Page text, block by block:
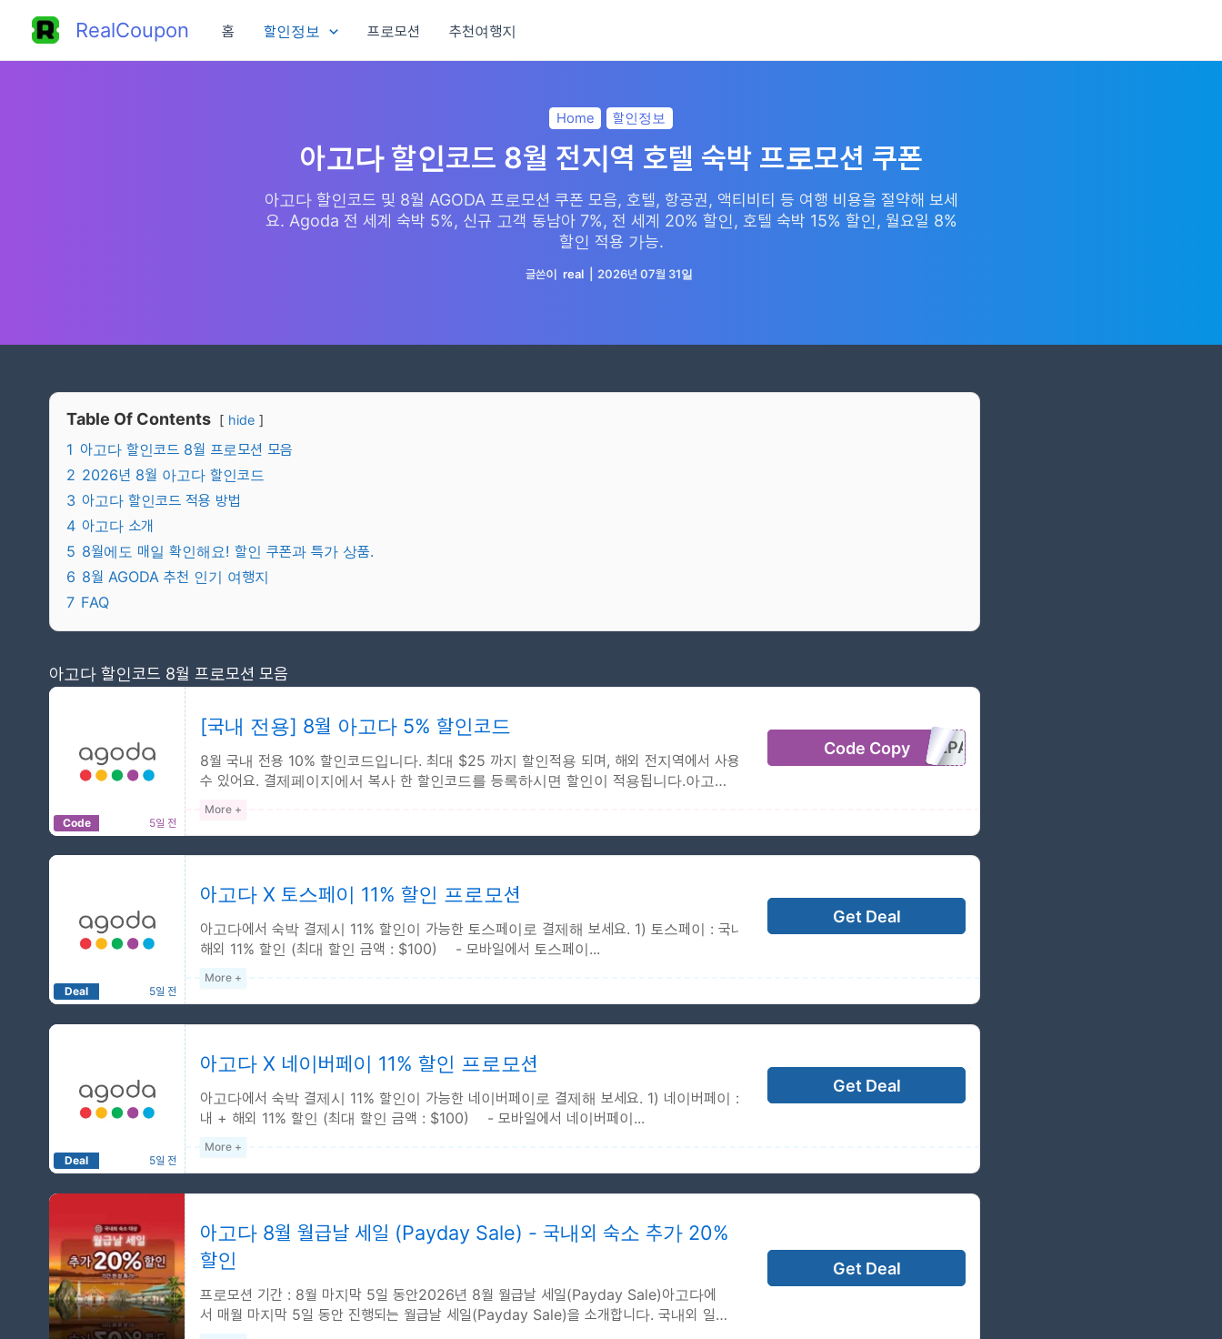
츠
RealCoupon 홈 할인정보 프로모션 추천여행지
아고다 할인코드 8월 전지역 호텔 숙박 프로모션 쿠폰
아고다 할인코드 및 8월 AGODA 프로모션 쿠폰 모음, 호텔, 항공권, 액티비티 등 여행 비용을 절약해 보세
요. Agoda 전 세계 숙박 5%, 신규 고객 동남아 7%, 전 세계 20% 할인, 호텔 숙박 15% 할인, 월요일 8%
할인 적용 가능.
글쓴이 real 2026년 07월 31일
Home 할인정보
Table Of Contents hide
1 아고다 할인코드 8월 프로모션 모음
2 2026년 8월 아고다 할인코드
3 아고다 할인코드 적용 방법
4 아고다 소개
5 8월에도 매일 확인해요! 할인 쿠폰과 특가 상품.
6 8월 AGODA 추천 인기 여행지
7 FAQ
아고다 할인코드 8월 프로모션 모음
Code 5일 전
[국내 전용] 8월 아고다 5% 할인코드
8월 국내 전용 10% 할인코드입니다. 최대 $25 까지 할인적용 되며, 해외 전지역에서 사용할
수 있어요. 결제페이지에서 복사 한 할인코드를 등록하시면 할인이 적용됩니다.아고다 할인코
Code Copy
More +
5%
예약 기간 : 2026-08-01 ~ 2026-08-31
숙박 기간 : 2026-08-01 ~ 2027-03-31
최대 $25 할인.
Deal 5일 전
아고다 X 토스페이 11% 할인 프로모션
아고다에서 숙박 결제시 11% 할인이 가능한 토스페이로 결제해 보세요. 1) 토스페이 : 국내 +
해외 11% 할인 (최대 할인 금액 : $100) - 모바일에서 토스페이...
Get Deal
More +
11%
예약 기간 : 2026-08-01 ~ 2026-08-31
숙박 기간 : 2026-08-01 ~ 2026-10-30
Deal 5일 전
아고다 X 네이버페이 11% 할인 프로모션
아고다에서 숙박 결제시 11% 할인이 가능한 네이버페이로 결제해 보세요. 1) 네이버페이 : 국
내 + 해외 11% 할인 (최대 할인 금액 : $100) - 모바일에서 네이버페이...
Get Deal
More +
11%
예약 기간 : 2026-08-01 ~ 2026-08-31
숙박 기간 : 2026-08-01 ~ 2026-10-30
국내 + 해외 11% 할인 (최대 할인 금액 : $100)
아고다 8월 월급날 세일 (Payday Sale) - 국내외 숙소 추가 20%
할인
프로모션 기간 : 8월 마지막 5일 동안2026년 8월 월급날 세일(Payday Sale)아고다에
서 매월 마지막 5일 동안 진행되는 월급날 세일(Payday Sale)을 소개합니다. 국내외 일부
Get Deal